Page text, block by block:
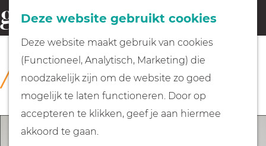
Deze website gebruikt cookies
Deze website maakt gebruik van cookies
(Functioneel, Analytisch, Marketing) die
noodzakelijk zijn om de website zo goed
mogelijk te laten functioneren. Door op
accepteren te klikken, geef je aan hiermee
akkoord te gaan.
G
a
Fietsen
Wandelen
o
e
k
e
n
COLLECTIE
Rijksmuseum Muiderslot